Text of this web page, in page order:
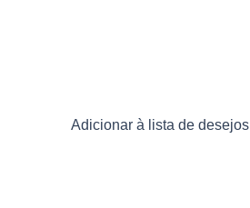
Adicionar à lista de desejos